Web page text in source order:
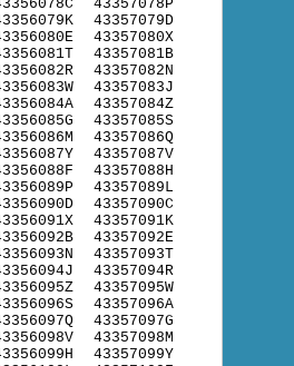
43357078P
43357079D
43357080X
43357081B
43357082N
43357083J
43357084Z
43357085S
43357086Q
43357087V
43357088H
43357089L
43357090C
43357091K
43357092E
43357093T
43357094R
43357095W
43357096A
43357097G
43357098M
43357099Y